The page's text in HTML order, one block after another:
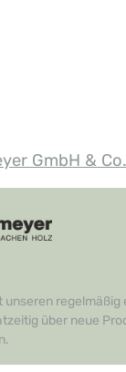
GmbH &
unseren
über neue